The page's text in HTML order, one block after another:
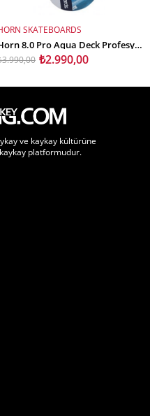
SEPETE EKLE
SKATEBOARDS
Horn 8.0 Pro Aqua Deck Profesyonel Kaykay Tahtası
₺2.990,00
ve kaykay kültürüne
platformudur.